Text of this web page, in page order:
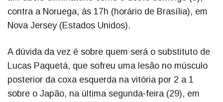
contra a Noruega, às 17h (horário de Brasília), em
Nova Jersey (Estados Unidos).
A dúvida da vez é sobre quem será o substituto de
Lucas Paquetá, que sofreu uma lesão no músculo
posterior da coxa esquerda na vitória por 2 a 1
sobre o Japão, na última segunda-feira (29), em